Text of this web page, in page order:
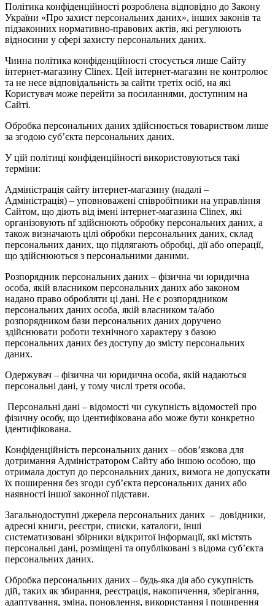
Політика конфіденційності розроблена відповідно до Закону
України «Про захист персональних даних», інших законів та
підзаконних нормативно-правових актів, які регулюють
відносини у сфері захисту персональних даних.
Чинна політика конфіденційності стосується лише Сайту
інтернет-магазину Clinex. Цей інтернет-магазин не контролює
та не несе відповідальність за сайти третіх осіб, на які
Користувач може перейти за посиланнями, доступним на
Сайті.
Обробка персональних даних здійснюється товариством лише
за згодою суб’єкта персональних даних.
У цій політиці конфіденційності використовуються такі
терміни:
Адміністрація сайту інтернет-магазину (надалі –
Адміністрація) – уповноважені співробітники на управління
Сайтом, що діють від імені інтернет-магазина Clinex, які
організовують nf здійснюють обробку персональних даних, а
також визначають цілі обробки персональних даних, склад
персональних даних, що підлягають обробці, дії або операції,
що здійснюються з персональними даними.
Розпорядник персональних даних – фізична чи юридична
особа, якій власником персональних даних або законом
надано право обробляти ці дані. Не є розпорядником
персональних даних особа, якій власником та/або
розпорядником бази персональних даних доручено
здійснювати роботи технічного характеру з базою
персональних даних без доступу до змісту персональних
даних.
Одержувач – фізична чи юридична особа, якій надаються
персональні дані, у тому числі третя особа.
Персональні дані – відомості чи сукупність відомостей про
фізичну особу, що ідентифікована або може бути конкретно
ідентифікована.
Конфіденційність персональних даних – обов’язкова для
дотримання Адміністратором Сайту або іншою особою, що
отримала доступ до персональних даних, вимога не допускати
їх поширення без згоди суб’єкта персональних даних або
наявності іншої законної підстави.
Загальнодоступні джерела персональних даних – довідники,
адресні книги, реєстри, списки, каталоги, інші
систематизовані збірники відкритої інформації, які містять
персональні дані, розміщені та опубліковані з відома суб’єкта
персональних даних.
Обробка персональних даних – будь-яка дія або сукупність
дій, таких як збирання, реєстрація, накопичення, зберігання,
адаптування, зміна, поновлення, використання і поширення